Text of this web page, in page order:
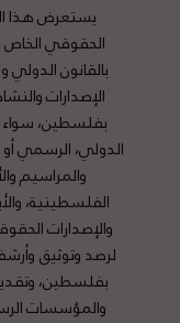
يستعرض هذا
الحقوقي الخاص
بالقانون
الإصدارات
بفلسطين، سواء
الدولي، الرسمي أو
والمراسيم
الفلسطينية،
والإصدارات
لرصد وتوثيق
بفلسطين،
والمؤسسات